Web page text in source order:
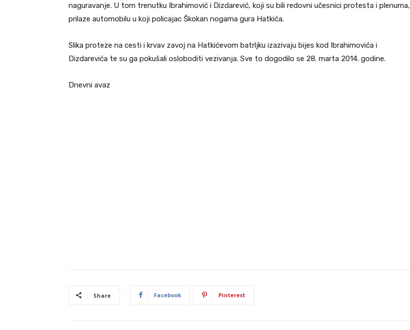
naguravanje. U tom trenutku Ibrahimović i Dizdarević, koji su bili redovni učesnici protesta i plenuma,
prilaze automobilu u koji policajac Škokan nogama gura Hatkića.
Slika proteze na cesti i krvav zavoj na Hatkićevom batrljku izazivaju bijes kod Ibrahimovića i
Dizdarevića te su ga pokušali osloboditi vezivanja. Sve to dogodilo se 28. marta 2014. godine.
Dnevni avaz
Share Facebook Pinterest